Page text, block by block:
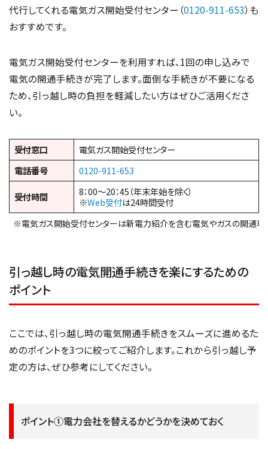
代行してくれる電気ガス開始受付センター（0120-911-653）も
おすすめです。
電気ガス開始受付センターを利用すれば、1回の申し込みで
電気の開通手続きが完了します。面倒な手続きが不要になる
ため、引っ越し時の負担を軽減したい方はぜひご活用くださ
い。
受付窓口
電気ガス開始受付センター
電話番号
0120-911-653
受付時間
8：00～20：45（年末年始を除く）
※Web受付は24時間受付
※電気ガス開始受付センターは新電力紹介を含む電気やガスの開通専
引っ越し時の電気開通手続きを楽にするための
ポイント
ここでは、引っ越し時の電気開通手続きをスムーズに進めるた
めのポイントを3つに絞ってご紹介します。これから引っ越し予
定の方は、ぜひ参考にしてください。
ポイント①電力会社を替えるかどうかを決めておく